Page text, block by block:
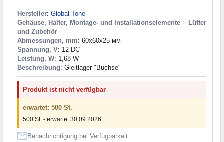
Hersteller: Global Tone
Gehäuse, Halter, Montage- und Installationselemente > Lüfter
und Zubehör
Abmessungen, mm: 60x60x25 мм
Spannung, V: 12 DC
Leistung, W: 1,68 W
Beschreibung: Gleitlager "Buchse"
Produkt ist nicht verfügbar
erwartet: 500 St.
500 St. - erwartet 30.09.2026
Benachrichtigung bei Verfügbarkeit